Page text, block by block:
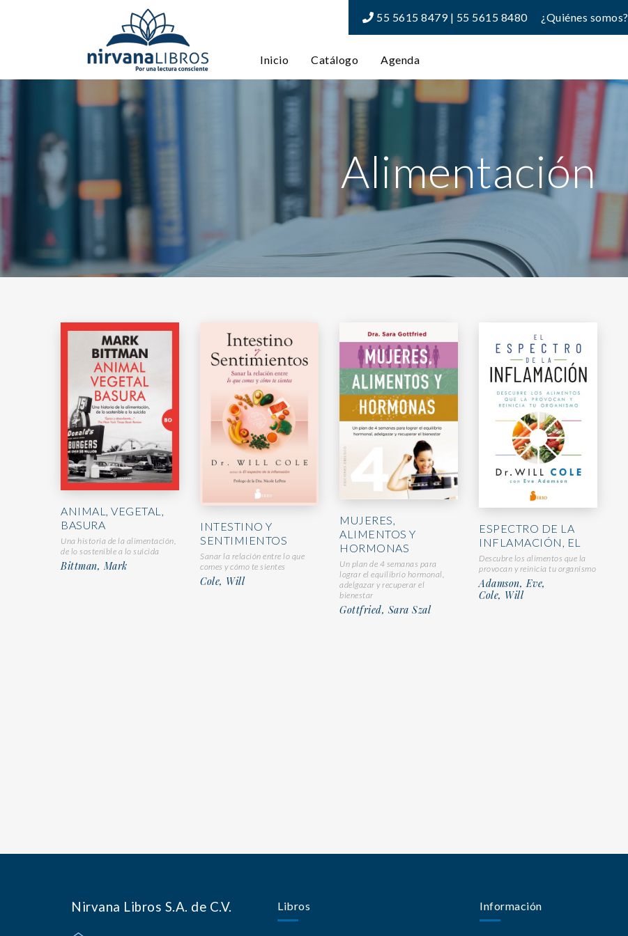
55 5615 8479 | 55 5615 8480 ¿Quiénes somos?
Inicio Catálogo Agenda
Alimentación
ANIMAL, VEGETAL,
BASURA
Una historia de la alimentación,
de lo sostenible a lo suicida
Bittman, Mark
INTESTINO Y
SENTIMIENTOS
Sanar la relación entre lo que
comes y cómo te sientes
Cole, Will
MUJERES,
ALIMENTOS Y
HORMONAS
Un plan de 4 semanas para
lograr el equilibrio hormonal,
adelgazar y recuperar el
bienestar
Gottfried, Sara Szal
ESPECTRO DE LA
INFLAMACIÓN, EL
Descubre los alimentos que la
provocan y reinicia tu organismo
Adamson, Eve,
Cole, Will
Nirvana Libros S.A. de C.V. Libros Información